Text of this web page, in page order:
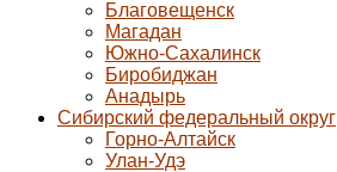
Благовещенск
Магадан
Южно-Сахалинск
Биробиджан
Анадырь
Сибирский федеральный округ
Горно-Алтайск
Улан-Удэ